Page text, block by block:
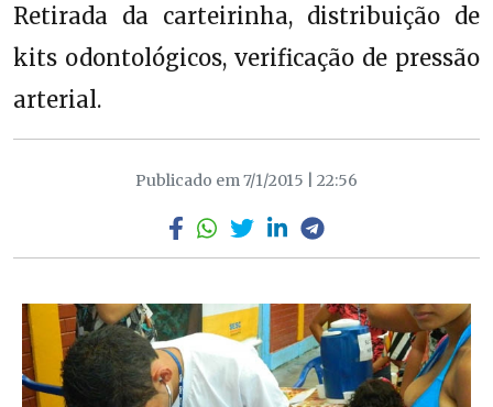
Retirada da carteirinha, distribuição de
kits odontológicos, verificação de pressão
arterial.
Publicado em 7/1/2015 | 22:56